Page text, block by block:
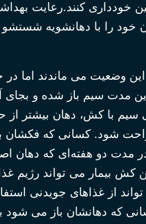
خودداری کنند.رعایت
خود را با دهانشویه شستشو
و بعد از این مدت سیم باز
سیم با کش، دهان
شود. کسانی که فکشان با
دو هفته‌ای که دهان اصلاَ
کش بیمار می تواند رژیم
از غذاهای جویدنی
که دهانشان باز می شود